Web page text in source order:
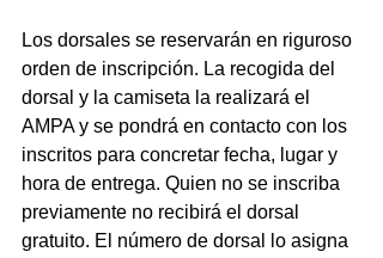
Los dorsales se reservarán en riguroso
orden de inscripción. La recogida del
dorsal y la camiseta la realizará el
AMPA y se pondrá en contacto con los
inscritos para concretar fecha, lugar y
hora de entrega. Quien no se inscriba
previamente no recibirá el dorsal
gratuito. El número de dorsal lo asigna